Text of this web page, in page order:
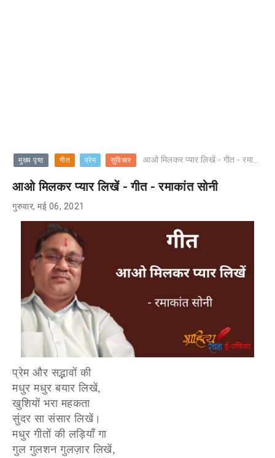
मुख्य पृष्ठ गीत प्रेम सुविचार आओ मिलकर प्यार लिखें - गीत - रमाकांत सोनी
आओ मिलकर प्यार लिखें - गीत - रमाकांत सोनी
गुरुवार, मई 06, 2021
प्रेम और सद्भावों की
मधुर मधुर बयार लिखें,
खुशियों भरा महकता
सुंदर सा संसार लिखें।
मधुर गीतों की लड़ियाँ गा
गुल गुलशन गुलज़ार लिखें,